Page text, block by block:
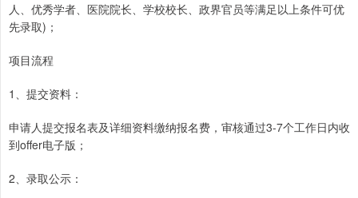
人、优秀学者、医院院长、学校校长、政界官员等满足以上条件可优
先录取)；
项目流程
1、提交资料：
申请人提交报名表及详细资料缴纳报名费，审核通过3-7个工作日内收
到offer电子版；
2、录取公示：